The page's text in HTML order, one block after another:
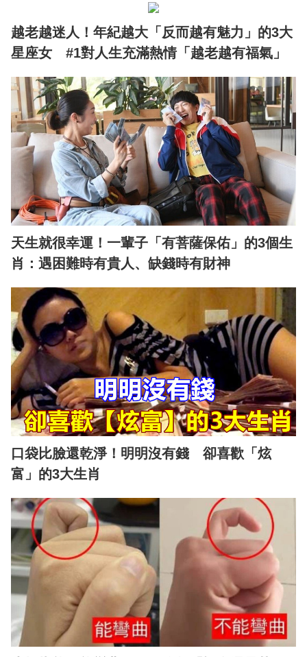
越老越迷人！年紀越大「反而越有魅力」的3大
星座女 #1對人生充滿熱情「越老越有福氣」
天生就很幸運！一輩子「有菩薩保佑」的3個生
肖：遇困難時有貴人、缺錢時有財神
口袋比臉還乾淨！明明沒有錢 卻喜歡「炫
富」的3大生肖